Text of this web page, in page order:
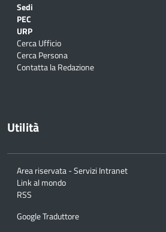
Sedi
PEC
URP
Cerca Ufficio
Cerca Persona
Contatta la Redazione
Utilità
Area riservata - Servizi Intranet
Link al mondo
RSS
Google Traduttore